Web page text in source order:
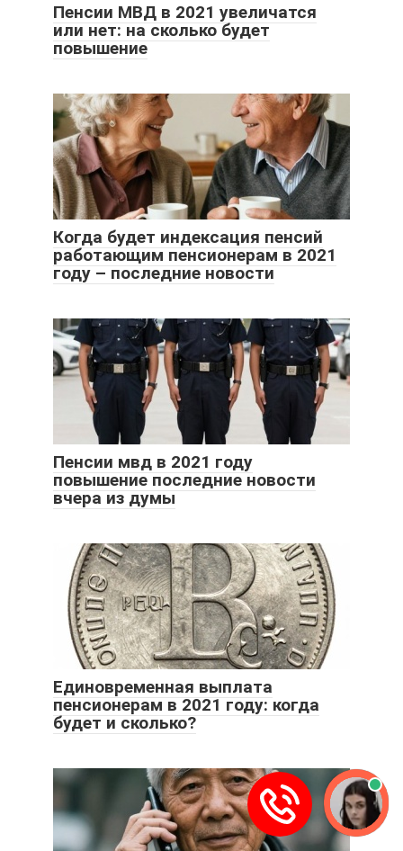
Пенсии МВД в 2021 увеличатся
или нет: на сколько будет
повышение
Когда будет индексация пенсий
работающим пенсионерам в 2021
году – последние новости
Пенсии мвд в 2021 году
повышение последние новости
вчера из думы
Единовременная выплата
пенсионерам в 2021 году: когда
будет и сколько?